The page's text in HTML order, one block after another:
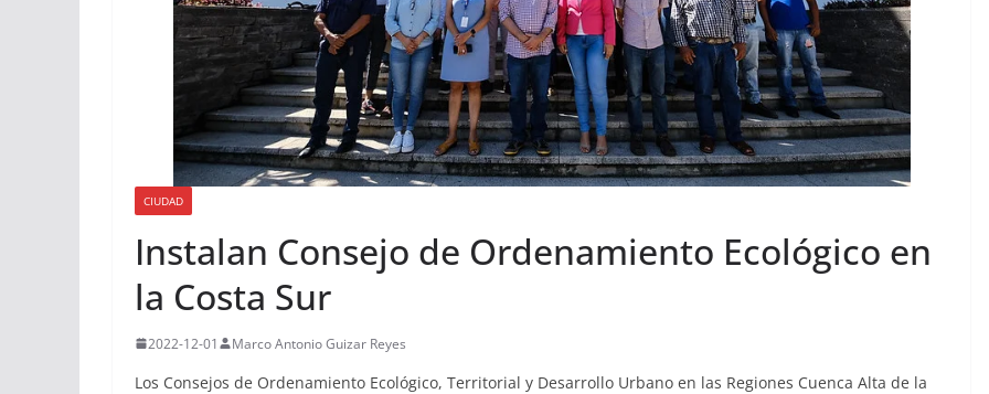
CIUDAD
Instalan Consejo de Ordenamiento Ecológico en
la Costa Sur
2022-12-01 Marco Antonio Guizar Reyes
Los Consejos de Ordenamiento Ecológico, Territorial y Desarrollo Urbano en las Regiones Cuenca Alta de la